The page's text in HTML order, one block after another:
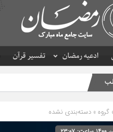
ادعیه رمضان تفسیر قرآن
گروه » دسته‌بندی نشده